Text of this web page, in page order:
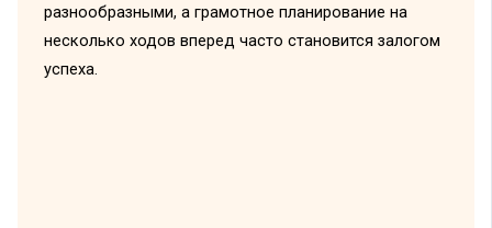
разнообразными, а грамотное планирование на
несколько ходов вперед часто становится залогом
успеха.